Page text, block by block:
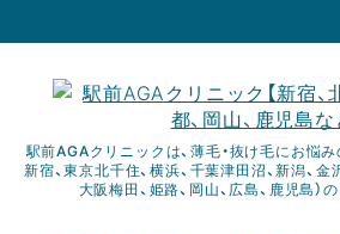
駅前AGAクリニックは、薄毛・抜け毛にお悩
新宿、東京北千住、横浜、千葉津田沼、新潟、金
大阪梅田、姫路、岡山、広島、鹿児島）